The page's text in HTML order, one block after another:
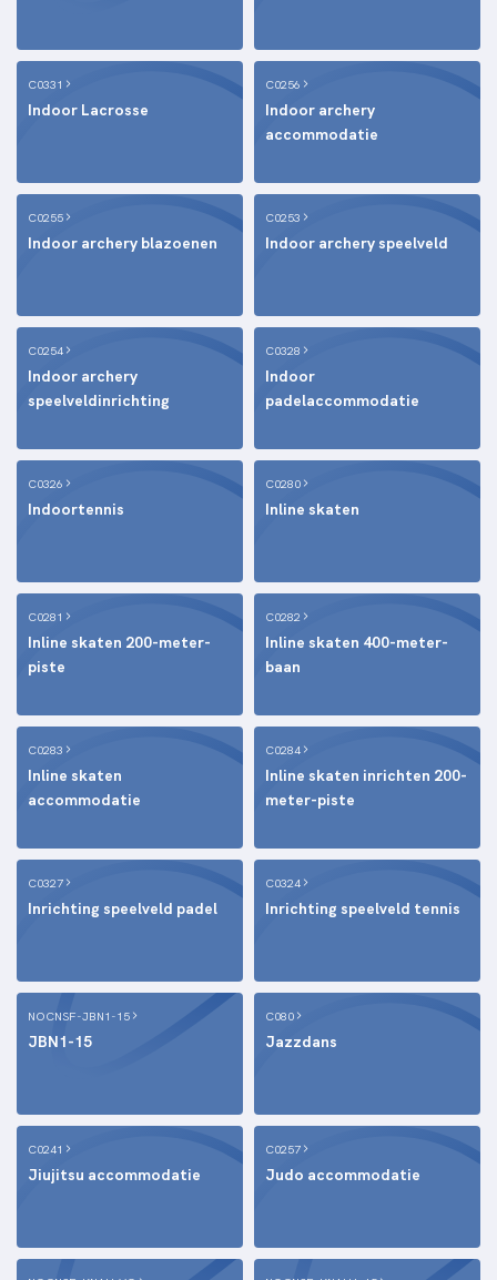
C0331
Indoor Lacrosse
C0256
Indoor archery
accommodatie
C0255
Indoor archery blazoenen
C0253
Indoor archery speelveld
C0254
Indoor archery
speelveldinrichting
C0328
Indoor
padelaccommodatie
C0326
Indoortennis
C0280
Inline skaten
C0281
Inline skaten 200-meter-
piste
C0282
Inline skaten 400-meter-
baan
C0283
Inline skaten
accommodatie
C0284
Inline skaten inrichten 200-
meter-piste
C0327
Inrichting speelveld padel
C0324
Inrichting speelveld tennis
NOCNSF-JBN1-15
JBN1-15
C080
Jazzdans
C0241
Jiujitsu accommodatie
C0257
Judo accommodatie